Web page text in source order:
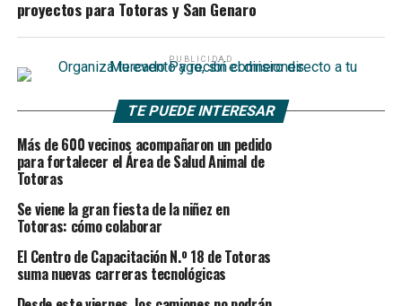
proyectos para Totoras y San Genaro
PUBLICIDAD
TE PUEDE INTERESAR
Más de 600 vecinos acompañaron un pedido
para fortalecer el Área de Salud Animal de
Totoras
Se viene la gran fiesta de la niñez en
Totoras: cómo colaborar
El Centro de Capacitación N.º 18 de Totoras
suma nuevas carreras tecnológicas